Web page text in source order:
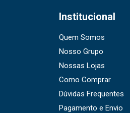
Institucional
Quem Somos
Nosso Grupo
Nossas Lojas
Como Comprar
Dúvidas Frequentes
Pagamento e Envio